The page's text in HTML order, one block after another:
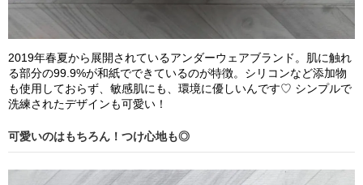
2019年春夏から展開されているアンダーウェアブランド。肌に触れ
る部分の99.9%が和紙でできているのが特徴。シリコンなど添加物
も使用しておらず、敏感肌にも、環境に優しいんです♡ シンプルで
洗練されたデザインも可愛い！
可愛いのはもちろん！つけ心地も◎